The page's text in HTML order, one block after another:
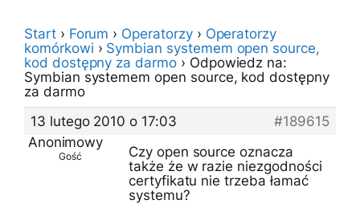
Start › Forum › Operatorzy › Operatorzy
komórkowi › Symbian systemem open source,
kod dostępny za darmo › Odpowiedz na:
Symbian systemem open source, kod dostępny
za darmo
13 lutego 2010 o 17:03
#189615
Anonimowy
Gość
Czy open source oznacza
także że w razie niezgodności
certyfikatu nie trzeba łamać
systemu?